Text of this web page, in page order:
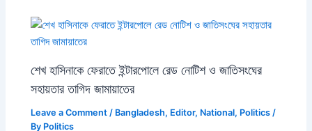
শেখ হাসিনাকে ফেরাতে ইন্টারপোলে রেড নোটিশ ও জাতিসংঘের
সহায়তার তাগিদ জামায়াতের
Leave a Comment / Bangladesh, Editor, National, Politics /
By Politics